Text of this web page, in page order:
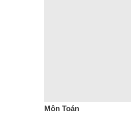
Môn Toán